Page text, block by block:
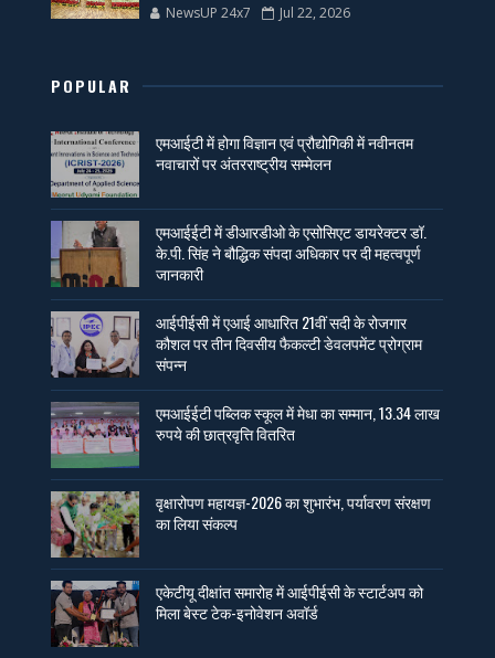
NewsUP 24x7 Jul 22, 2026
POPULAR
एमआईटी में होगा विज्ञान एवं प्रौद्योगिकी में नवीनतम
नवाचारों पर अंतरराष्ट्रीय सम्मेलन
एमआईईटी में डीआरडीओ के एसोसिएट डायरेक्टर डॉ.
के.पी. सिंह ने बौद्धिक संपदा अधिकार पर दी महत्वपूर्ण
जानकारी
आईपीईसी में एआई आधारित 21वीं सदी के रोजगार
कौशल पर तीन दिवसीय फैकल्टी डेवलपमेंट प्रोग्राम
संपन्न
एमआईईटी पब्लिक स्कूल में मेधा का सम्मान, 13.34 लाख
रुपये की छात्रवृत्ति वितरित
वृक्षारोपण महायज्ञ-2026 का शुभारंभ, पर्यावरण संरक्षण
का लिया संकल्प
एकेटीयू दीक्षांत समारोह में आईपीईसी के स्टार्टअप को
मिला बेस्ट टेक-इनोवेशन अवॉर्ड